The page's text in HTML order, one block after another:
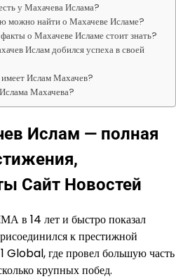
у Махачева Ислама?
можно найти о Махачеве Исламе?
о Махачеве Исламе стоит знать?
Ислам добился успеха в своей
Ислам Махачев?
Махачева?
Ислам — полная
Сайт Новостей
в 14 лет и быстро показал
к престижной
Global, где провел большую часть
крупных побед.